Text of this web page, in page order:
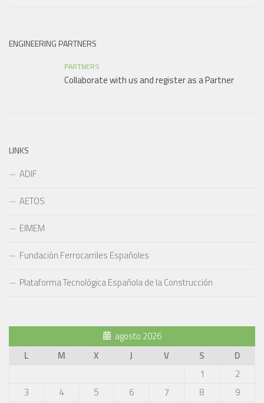
ENGINEERING PARTNERS
PARTNERS
Collaborate with us and register as a Partner
LINKS
ADIF
AETOS
EIMEM
Fundación Ferrocarriles Españoles
Plataforma Tecnológica Española de la Construcción
agosto 2026
L
M X J V S
D
1
2
3
4 5 6 7 8 9